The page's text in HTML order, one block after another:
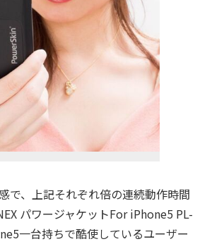
で、上記それぞれ倍の連続動作時間
パワージャケットFor iPhone5 PL-
一台持ちで酷使しているユーザー